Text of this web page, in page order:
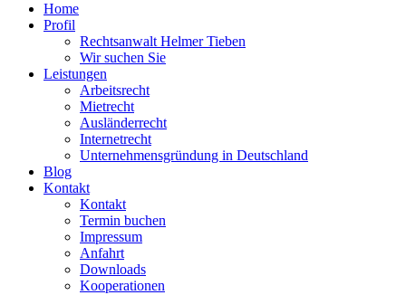
Home
Profil
Rechtsanwalt Helmer Tieben
Wir suchen Sie
Leistungen
Arbeitsrecht
Mietrecht
Ausländerrecht
Internetrecht
Unternehmensgründung in Deutschland
Blog
Kontakt
Kontakt
Termin buchen
Impressum
Anfahrt
Downloads
Kooperationen